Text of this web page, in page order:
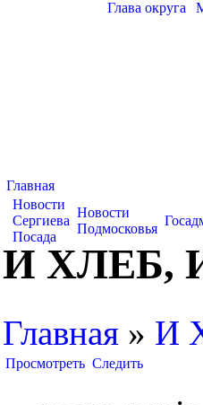
Глава округа
Главная
Новости
Сергиева
Посада
Новости
Подмосковья
И ХЛЕБ,
Главная » И
Просмотреть Следить